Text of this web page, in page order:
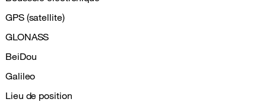
GPS (satellite)
GLONASS
BeiDou
Galileo
Lieu de position